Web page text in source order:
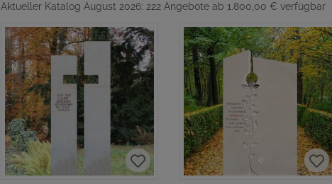
Aktueller Katalog August 2026: 222 Angebote ab 1.800,00 € verfügbar